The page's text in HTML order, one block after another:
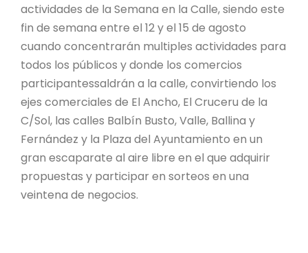
actividades de la Semana en la Calle, siendo este
fin de semana entre el 12 y el 15 de agosto
cuando concentrarán multiples actividades para
todos los públicos y donde los comercios
participantessaldrán a la calle, convirtiendo los
ejes comerciales de El Ancho, El Cruceru de la
C/Sol, las calles Balbín Busto, Valle, Ballina y
Fernández y la Plaza del Ayuntamiento en un
gran escaparate al aire libre en el que adquirir
propuestas y participar en sorteos en una
veintena de negocios.